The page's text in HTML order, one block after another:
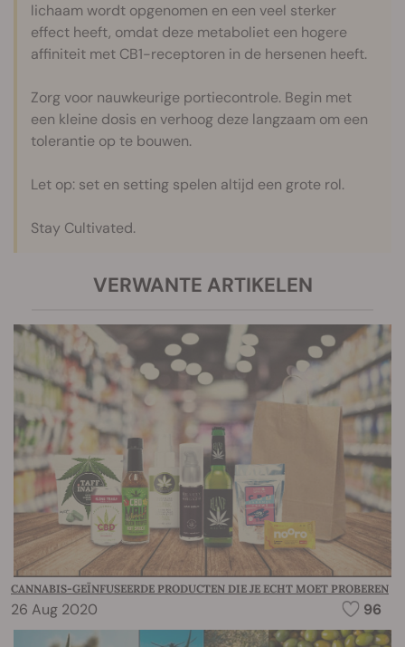
lichaam wordt opgenomen en een veel sterker
effect heeft, omdat deze metaboliet een hogere
affiniteit met CB1-receptoren in de hersenen heeft.
Zorg voor nauwkeurige portiecontrole. Begin met
een kleine dosis en verhoog deze langzaam om een
tolerantie op te bouwen.
Let op: set en setting spelen altijd een grote rol.
Stay Cultivated.
VERWANTE ARTIKELEN
CANNABIS-GEÏNFUSEERDE PRODUCTEN DIE JE ECHT MOET PROBEREN
26 Aug 2020 96